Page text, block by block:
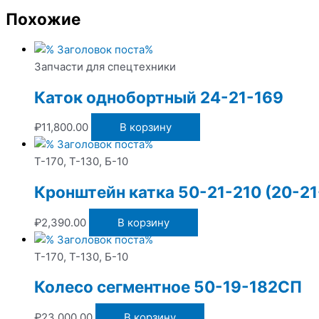
Похожие
Запчасти для спецтехники
Каток однобортный 24-21-169
₽11,800.00 В корзину
Т-170, Т-130, Б-10
Кронштейн катка 50-21-210 (20-
₽2,390.00 В корзину
Т-170, Т-130, Б-10
Колесо сегментное 50-19-182СП